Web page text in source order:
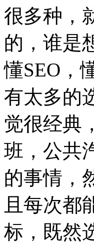
很多种，
的，谁是
懂SEO，
有太多的
觉很经典
班，公共
的事情，
且每次都
标，既然